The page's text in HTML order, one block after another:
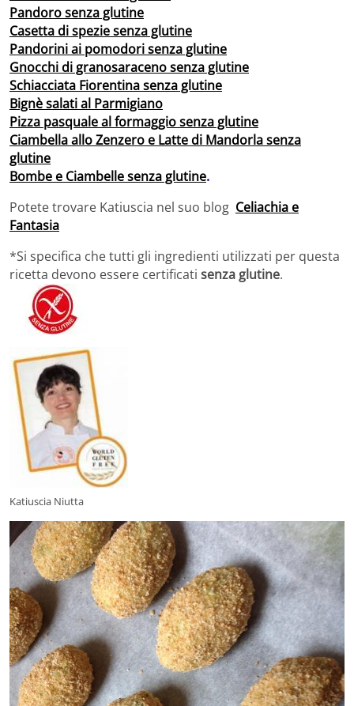
Pandoro senza glutine
Casetta di spezie senza glutine
Pandorini ai pomodori senza glutine
Gnocchi di granosaraceno senza glutine
Schiacciata Fiorentina senza glutine
Bignè salati al Parmigiano
Pizza pasquale al formaggio senza glutine
Ciambella allo Zenzero e Latte di Mandorla senza
glutine
Bombe e Ciambelle senza glutine.
Potete trovare Katiuscia nel suo blog Celiachia e
Fantasia
*Si specifica che tutti gli ingredienti utilizzati per questa
ricetta devono essere certificati senza glutine.
Katiuscia Niutta